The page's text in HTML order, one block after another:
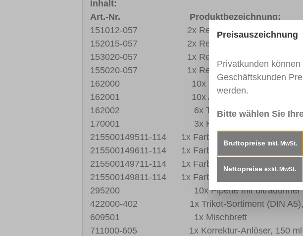
Inhalt:
Art.-Nr. Produktbezeichnung:
151012-057 2x Rex-Lith, Transparent, Tube
152015-057 2x Rex-Lith, Holz, Tube 100
153020-057 1x Rex-Lith, Weiß, Tube 100
155020-057 1x Rex-Lith, Schwarz, Tube
162000 10x Sichtfolien
162001 10x Arbeitsspatel
162002 6x Tubenschlüssel
170001 3x Härter, 10 g
215500149511-114 1x Farbkonzentrat Gelb, 10 ml
215500149611-114 1x Farbkonzentrat Rot, 10 ml
215500149711-114 1x Farbkonzentrat Orange, 10
215500149811-114 1x Farbkonzentrat Braun, 10 ml
295200 10x Pipette mit ultradünner
422000-402 1x Trikot-Sortiment (DIN A5),
609501 1x Mischbrett
711000-605 1x Korrektur-Anlöser, 150 ml
Preisauszeichnung
Privatkunden
Geschäftskunden
werden.
Bitte wählen Sie
Bruttopreise inkl. MwSt.
Nettopreise exkl. MwSt.